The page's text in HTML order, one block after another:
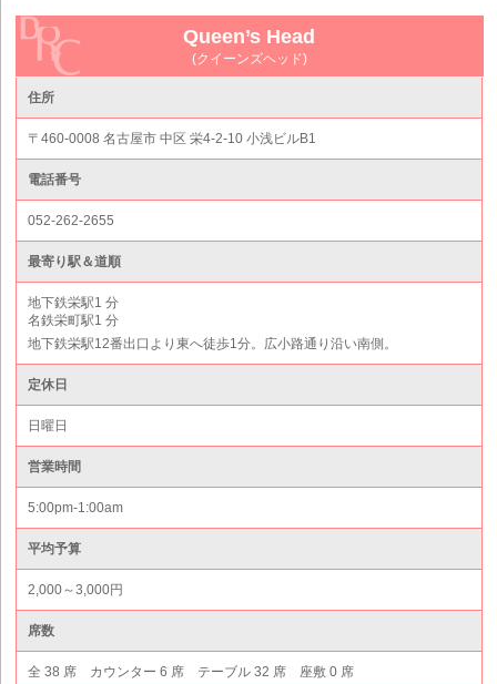
Queen’s Head
(クイーンズヘッド)
住所
〒460-0008 名古屋市 中区 栄4-2-10 小浅ビルB1
電話番号
052-262-2655
最寄り駅＆道順
地下鉄栄駅1 分
名鉄栄町駅1 分
地下鉄栄駅12番出口より東へ徒歩1分。広小路通り沿い南側。
定休日
日曜日
営業時間
5:00pm-1:00am
平均予算
2,000～3,000円
席数
全 38 席 カウンター 6 席 テーブル 32 席 座敷 0 席